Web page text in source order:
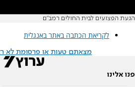
הגעת הפצועים לבית החולים רמב"ם
לקריאת הכתבה באתר באנגלית
מצאתם טעות או פרסומת לא
פנו אלינו